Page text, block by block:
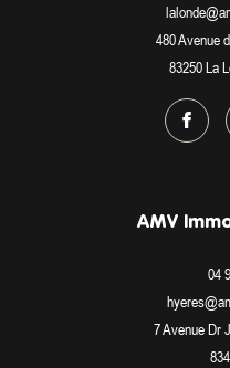
480 Avenue
83250 La
AMV
04
7 Avenue Dr